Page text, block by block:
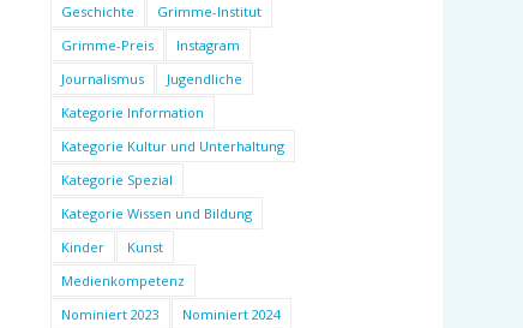
Geschichte
Grimme-Institut
Grimme-Preis
Instagram
Journalismus
Jugendliche
Kategorie Information
Kategorie Kultur und Unterhaltung
Kategorie Spezial
Kategorie Wissen und Bildung
Kinder
Kunst
Medienkompetenz
Nominiert 2023
Nominiert 2024